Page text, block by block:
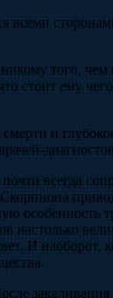
всеми
того, чем
стоит ему
и
всегда
настолько
И
закаливания